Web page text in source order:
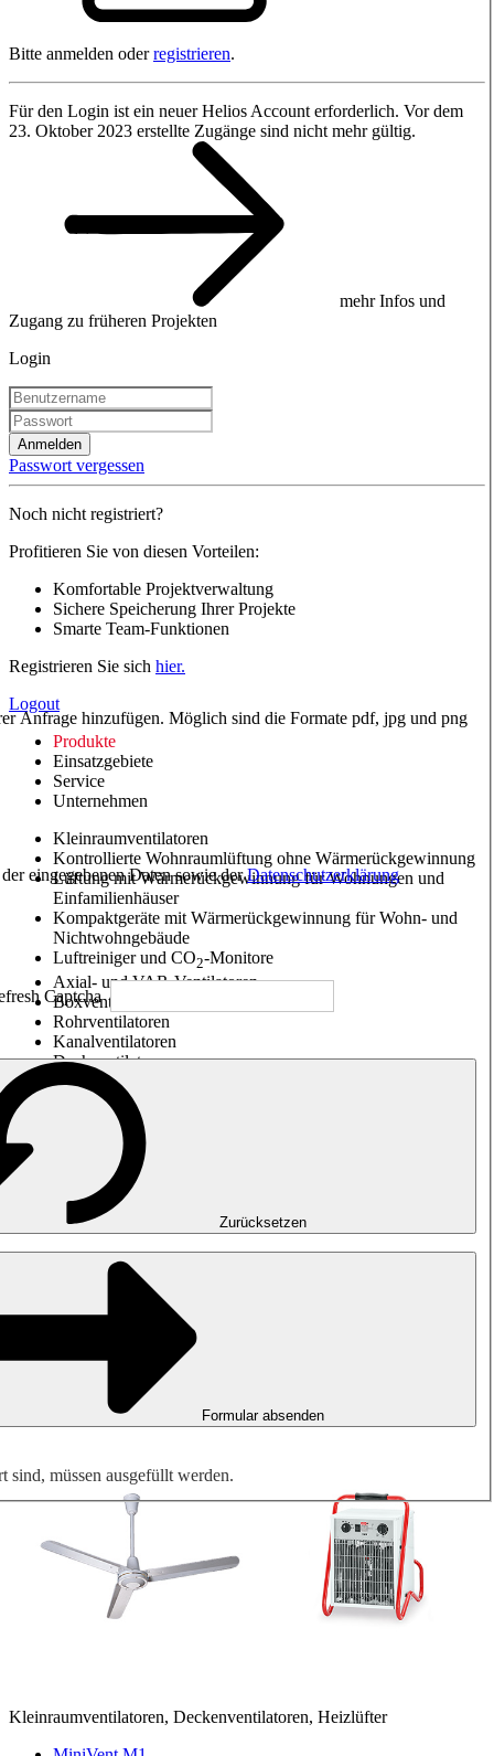
Bitte anmelden oderregistrieren.
Für den Login ist ein neuer Helios Account erforderlich. Vor dem
23. Oktober 2023 erstellte Zugänge sind nicht mehr gültig.
mehr Infos und
Zugang zu früheren Projekten
Login
Anmelden
Passwort vergessen
Noch nicht registriert?
Profitieren Sie von diesen Vorteilen:
Komfortable Projektverwaltung
Sichere Speicherung Ihrer Projekte
Smarte Team-Funktionen
Registrieren Sie sich hier.
Logout
Produkte
Einsatzgebiete
Service
Unternehmen
Kleinraumventilatoren
Kontrollierte Wohnraumlüftung ohne Wärmerückgewinnung
Lüftung mit Wärmerückgewinnung für Wohnungen und
Einfamilienhäuser
Kompaktgeräte mit Wärmerückgewinnung für Wohn- und
Nichtwohngebäude
Luftreiniger und CO2-Monitore
Axial- und VAR-Ventilatoren
Boxventilatoren
Rohrventilatoren
Kanalventilatoren
Dachventilatoren
Entrauchung, Rauchfreihaltung und Garagenlüftung
Impulsventilatoren
Explosionsgeschützte Ventilatoren
Messen. Steuern. Regeln.
Luftbehandlung
Mechanisches Zubehör
Kleinraumventilatoren, Deckenventilatoren, Heizlüfter
Anfrage hinzufügen. Möglich sind die Formate pdf, jpg und png
eingegebenen Daten sowie derDatenschutzerklärung
Zurücksetzen
Formular absenden
sind, müssen ausgefüllt werden.